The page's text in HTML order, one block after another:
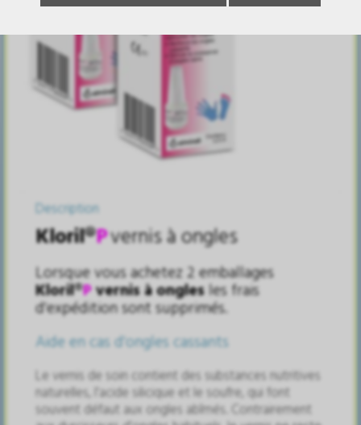
Description
Kloril®Pvernisàongles
Lorsque vous achetez 2 emballages
Kloril®Pvernisàonglesles frais
d'expédition sont supprimés.
Aide en cas d'ongles cassants
Le vernis de soin contient des substances nutritives
naturelles, l'acide silicique et le soufre, qui font
souvent défaut aux ongles abîmés. Contrairement